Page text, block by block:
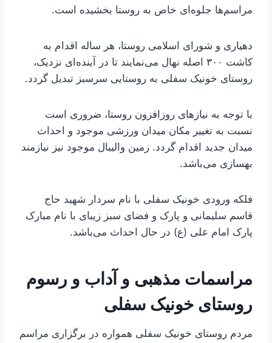
مراسم‌ها جلوه‌ای خاص به روستا بخشیده است.
دهیاری و شورای اسلامی روستا، هر ساله اقدام به
کاشت ۳۰۰ اصله نهال می‌نمایند تا در آینده‌ای نزدیک،
روستای خونیک سفلی به روستایی سرسبز تبدیل گردد.
با توجه به نیازهای روزافزون روستا، ضروری است
نسبت به تغییر مکان میدان ورزشی موجود و احداث
میدان جدید اقدام گردد. زمین والیبال موجود نیز نیازمند
بهسازی می‌باشد.
فلکه ورودی خونیک سفلی با نام سردار شهید حاج
قاسم سلیمانی و پارک و فضای سبز زیبای با نام مبارک
پارک امام علی (ع) در حال احداث می‌باشد.
مراسمات مذهبی و آداب و رسوم
روستای خونیک سفلی
مردم روستای خونیک سفلی همواره در برگزاری مراسم